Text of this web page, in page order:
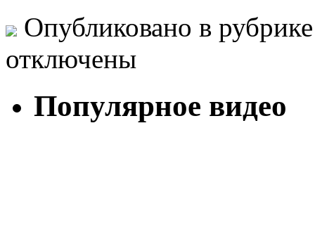
Опубликовано в
отключены
Популярное видео